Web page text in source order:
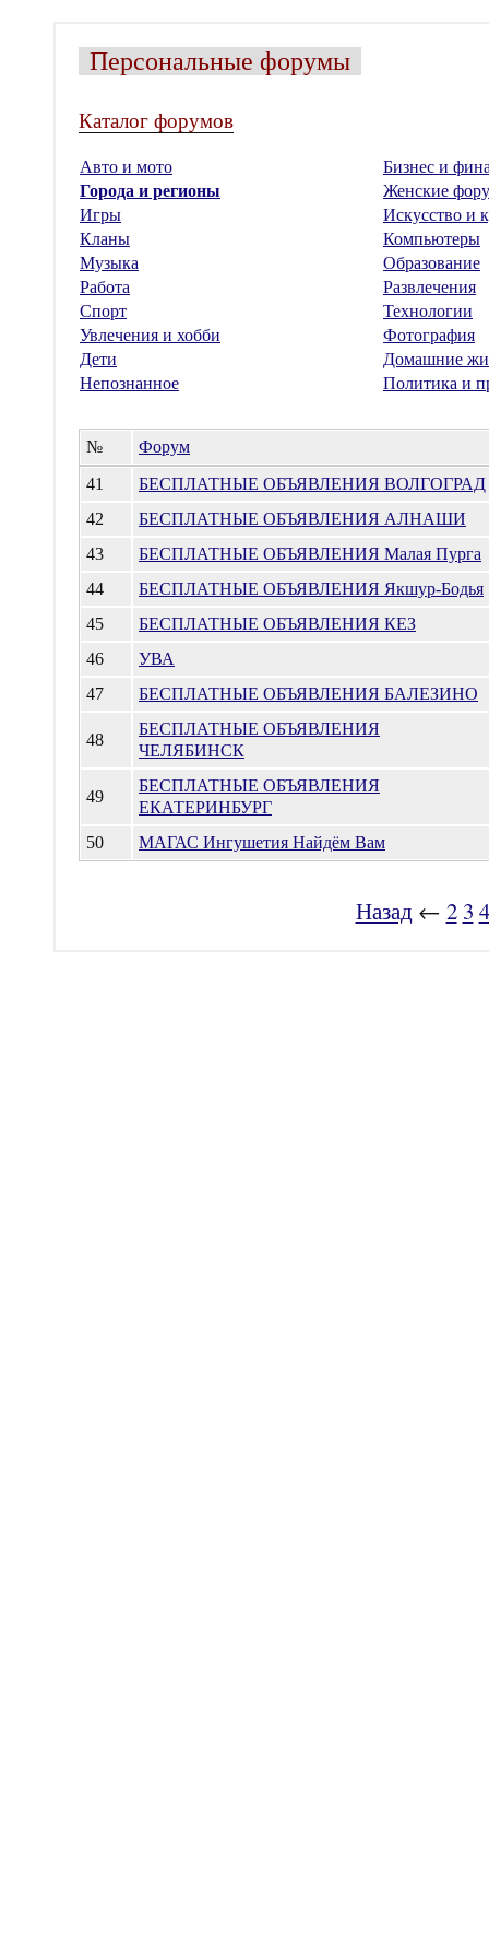
Персональные форумы
Каталог форумов
Авто и мото
Бизнес и
Города и регионы
Женские
Игры
Искусство и
Кланы
Компьютеры
Музыка
Образование
Работа
Развлечения
Спорт
Технологии
Увлечения и хобби
Фотография
Дети
Домашние
Непознанное
Политика и
№
Форум
41
БЕСПЛАТНЫЕ ОБЪЯВЛЕНИЯ ВОЛГОГРАД
42
БЕСПЛАТНЫЕ ОБЪЯВЛЕНИЯ АЛНАШИ
43
БЕСПЛАТНЫЕ ОБЪЯВЛЕНИЯ Малая Пурга
44
БЕСПЛАТНЫЕ ОБЪЯВЛЕНИЯ Якшур-Бодья
45
БЕСПЛАТНЫЕ ОБЪЯВЛЕНИЯ КЕЗ
46
УВА
47
БЕСПЛАТНЫЕ ОБЪЯВЛЕНИЯ БАЛЕЗИНО
48
БЕСПЛАТНЫЕ ОБЪЯВЛЕНИЯ
ЧЕЛЯБИНСК
49
БЕСПЛАТНЫЕ ОБЪЯВЛЕНИЯ
ЕКАТЕРИНБУРГ
50
МАГАС Ингушетия Найдём Вам
Назад← 2 3 4